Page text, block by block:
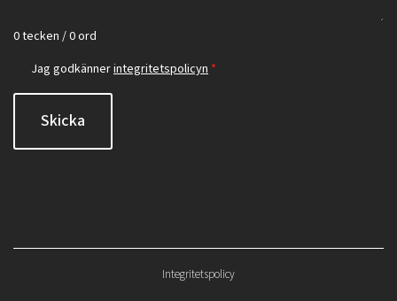
0 tecken / 0 ord
Jag godkännerintegritetspolicyn *
Skicka
Integritetspolicy